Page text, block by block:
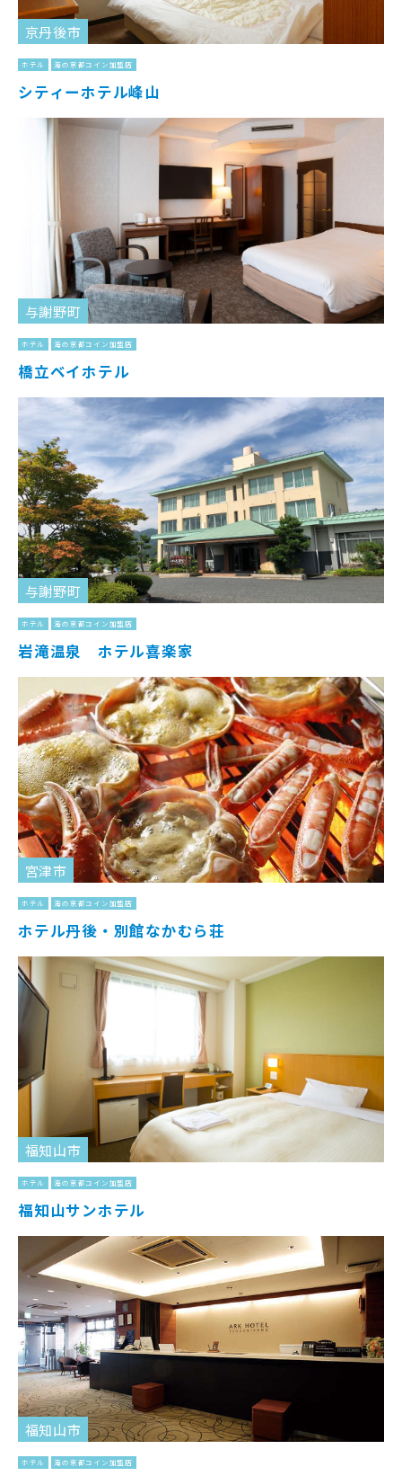
京丹後市
ホテル 海の京都コイン加盟店
シティーホテル峰山
与謝野町
ホテル 海の京都コイン加盟店
橋立ベイホテル
与謝野町
ホテル 海の京都コイン加盟店
岩滝温泉 ホテル喜楽家
宮津市
ホテル 海の京都コイン加盟店
ホテル丹後・別館なかむら荘
福知山市
ホテル 海の京都コイン加盟店
福知山サンホテル
福知山市
ホテル 海の京都コイン加盟店